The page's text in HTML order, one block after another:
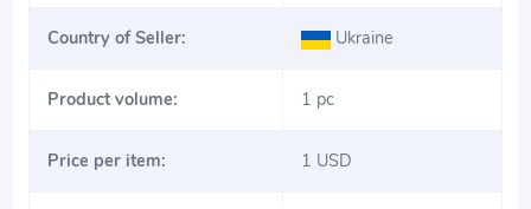
Country of Seller: Ukraine
Product volume: 1 pc
Price per item: 1 USD